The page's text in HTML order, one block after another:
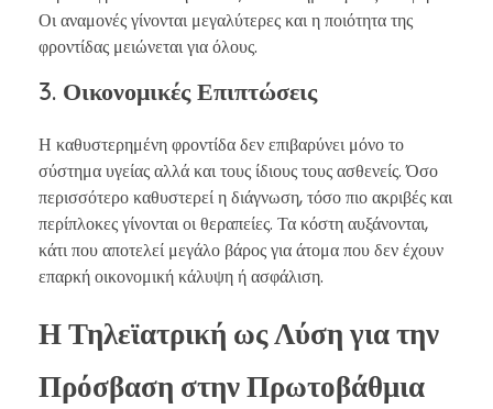
Οι αναμονές γίνονται μεγαλύτερες και η ποιότητα της
φροντίδας μειώνεται για όλους.
3. Οικονομικές Επιπτώσεις
Η καθυστερημένη φροντίδα δεν επιβαρύνει μόνο το
σύστημα υγείας αλλά και τους ίδιους τους ασθενείς. Όσο
περισσότερο καθυστερεί η διάγνωση, τόσο πιο ακριβές και
περίπλοκες γίνονται οι θεραπείες. Τα κόστη αυξάνονται,
κάτι που αποτελεί μεγάλο βάρος για άτομα που δεν έχουν
επαρκή οικονομική κάλυψη ή ασφάλιση.
Η Τηλεϊατρική ως Λύση για την
Πρόσβαση στην Πρωτοβάθμια